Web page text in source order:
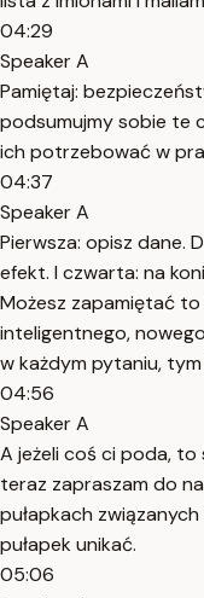
04:29
Speaker A
Pamiętaj:
podsumujmy sobie te
ich potrzebować w
04:37
Speaker A
Pierwsza: opisz dane.
efekt. I czwarta: na
Możesz zapamiętać
inteligentnego,
w każdym pytaniu,
04:56
Speaker A
A jeżeli coś ci poda, to
teraz zapraszam do
pułapkach
pułapek unikać.
05:06